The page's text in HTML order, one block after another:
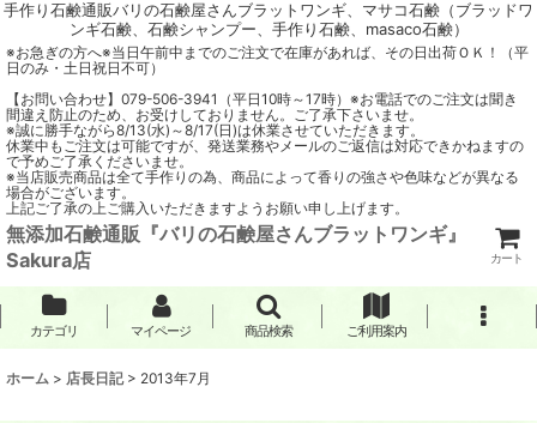
手作り石鹸通販バリの石鹸屋さんブラットワンギ、マサコ石鹸（ブラッドワ
ンギ石鹸、石鹸シャンプー、手作り石鹸、masaco石鹸）
※お急ぎの方へ※当日午前中までのご注文で在庫があれば、その日出荷ＯＫ！（平
日のみ・土日祝日不可）
【お問い合わせ】079-506-3941（平日10時～17時）※お電話でのご注文は聞き
間違え防止のため、お受けしておりません。ご了承下さいませ。
※誠に勝手ながら8/13(水)～8/17(日)は休業させていただきます。
休業中もご注文は可能ですが、発送業務やメールのご返信は対応できかねますの
で予めご了承くださいませ。
※当店販売商品は全て手作りの為、商品によって香りの強さや色味などが異なる
場合がございます。
上記ご了承の上ご購入いただきますようお願い申し上げます。
無添加石鹸通販『バリの石鹸屋さんブラットワンギ』
Sakura店
カート
カテゴリ マイページ 商品検索 ご利用案内
ホーム > 店長日記 > 2013年7月